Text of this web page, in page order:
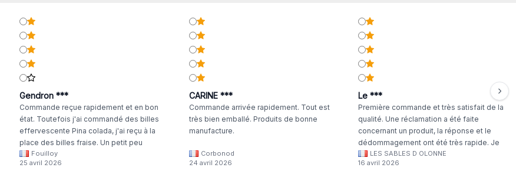
Gendron ***
Commande reçue rapidement et en bon
état. Toutefois j'ai commandé des billes
effervescente Pina colada, j'ai reçu à la
place des billes fraise. Un petit peu
dommage
Fouilloy
25 avril 2026
CARINE ***
Commande arrivée rapidement. Tout est
très bien emballé. Produits de bonne
manufacture.
Corbonod
24 avril 2026
Le ***
Première commande et très satisfait de la
qualité. Une réclamation a été faite
concernant un produit, la réponse et le
dédommagement ont été très rapide. Je
continuerai à commander chez WA Artisan
!
LES SABLES D OLONNE
16 avril 2026